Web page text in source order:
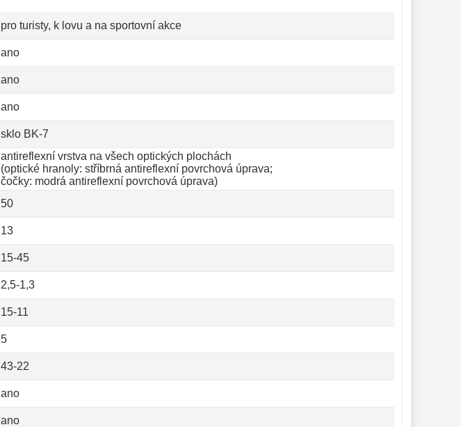
pro turisty, k lovu a na sportovní akce
ano
ano
ano
sklo BK-7
antireflexní vrstva na všech optických plochách
(optické hranoly: stříbrná antireflexní povrchová úprava;
čočky: modrá antireflexní povrchová úprava)
50
13
15-45
2,5-1,3
15-11
5
43-22
ano
ano